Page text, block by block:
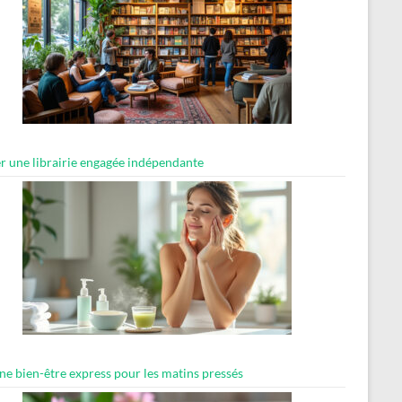
une librairie engagée indépendante
bien-être express pour les matins pressés